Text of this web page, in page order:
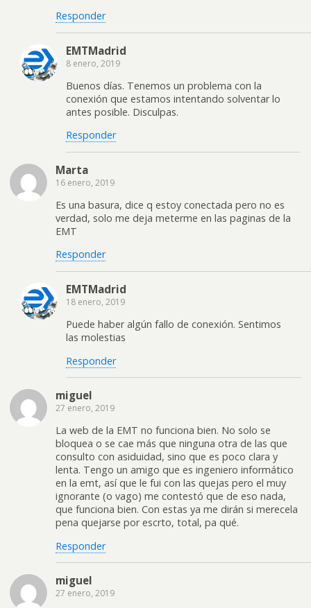
Responder
EMTMadrid
8 enero, 2019
Buenos días. Tenemos un problema con la
conexión que estamos intentando solventar lo
antes posible. Disculpas.
Responder
Marta
16 enero, 2019
Es una basura, dice q estoy conectada pero no es
verdad, solo me deja meterme en las paginas de la
EMT
Responder
EMTMadrid
18 enero, 2019
Puede haber algún fallo de conexión. Sentimos
las molestias
Responder
miguel
27 enero, 2019
La web de la EMT no funciona bien. No solo se
bloquea o se cae más que ninguna otra de las que
consulto con asiduidad, sino que es poco clara y
lenta. Tengo un amigo que es ingeniero informático
en la emt, así que le fui con las quejas pero el muy
ignorante (o vago) me contestó que de eso nada,
que funciona bien. Con estas ya me dirán si merecela
pena quejarse por escrto, total, pa qué.
Responder
miguel
27 enero, 2019